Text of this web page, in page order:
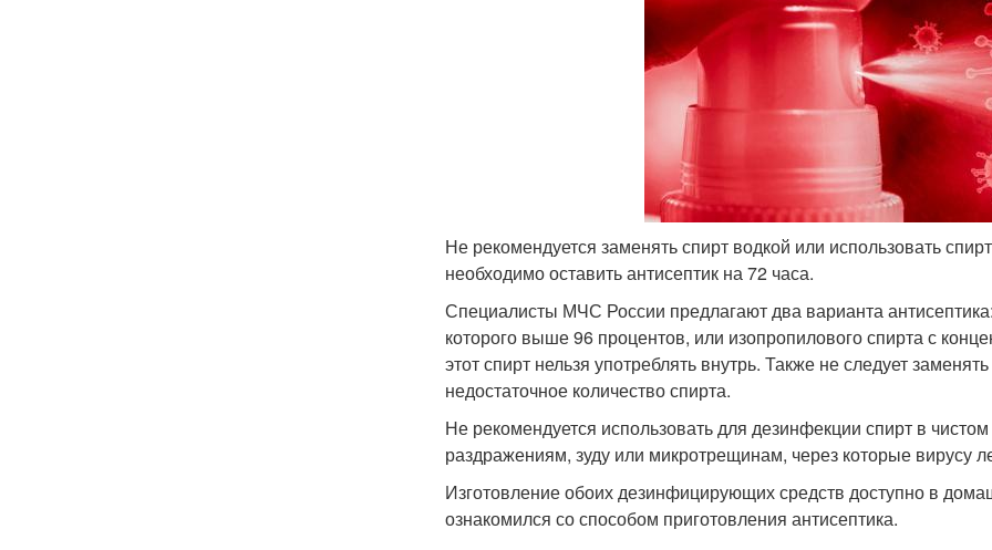
Не рекомендуется заменять спирт водкой или использовать
необходимо оставить антисептик на 72 часа.
Специалисты МЧС России предлагают два варианта
которого выше 96 процентов, или изопропилового спирта с
этот спирт нельзя употреблять внутрь. Также не следует
недостаточное количество спирта.
Не рекомендуется использовать для дезинфекции спирт в
раздражениям, зуду или микротрещинам, через которые вирусу
Изготовление обоих дезинфицирующих средств доступно в
ознакомился со способом приготовления антисептика.